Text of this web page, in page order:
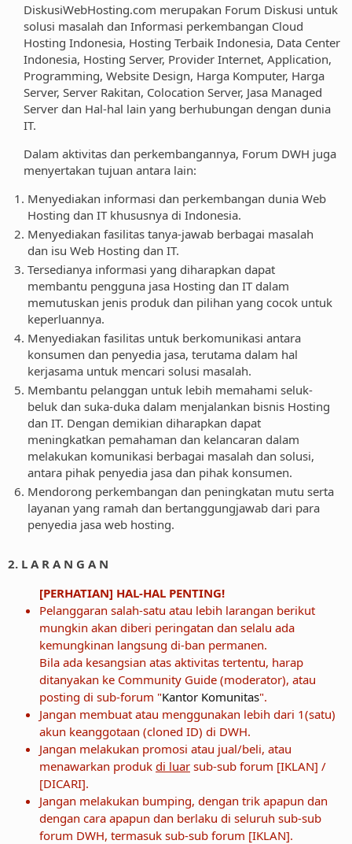
DiskusiWebHosting.com merupakan Forum Diskusi untuk
solusi masalah dan Informasi perkembangan Cloud
Hosting Indonesia, Hosting Terbaik Indonesia, Data Center
Indonesia, Hosting Server, Provider Internet, Application,
Programming, Website Design, Harga Komputer, Harga
Server, Server Rakitan, Colocation Server, Jasa Managed
Server dan Hal-hal lain yang berhubungan dengan dunia
IT.
Dalam aktivitas dan perkembangannya, Forum DWH juga
menyertakan tujuan antara lain:
Menyediakan informasi dan perkembangan dunia Web
Hosting dan IT khususnya di Indonesia.
Menyediakan fasilitas tanya-jawab berbagai masalah
dan isu Web Hosting dan IT.
Tersedianya informasi yang diharapkan dapat
membantu pengguna jasa Hosting dan IT dalam
memutuskan jenis produk dan pilihan yang cocok untuk
keperluannya.
Menyediakan fasilitas untuk berkomunikasi antara
konsumen dan penyedia jasa, terutama dalam hal
kerjasama untuk mencari solusi masalah.
Membantu pelanggan untuk lebih memahami seluk-
beluk dan suka-duka dalam menjalankan bisnis Hosting
dan IT. Dengan demikian diharapkan dapat
meningkatkan pemahaman dan kelancaran dalam
melakukan komunikasi berbagai masalah dan solusi,
antara pihak penyedia jasa dan pihak konsumen.
Mendorong perkembangan dan peningkatan mutu serta
layanan yang ramah dan bertanggungjawab dari para
penyedia jasa web hosting.
2. L A R A N G A N
[PERHATIAN] HAL-HAL PENTING!
Pelanggaran salah-satu atau lebih larangan berikut
mungkin akan diberi peringatan dan selalu ada
kemungkinan langsung di-ban permanen.
Bila ada kesangsian atas aktivitas tertentu, harap
ditanyakan ke Community Guide (moderator), atau
posting di sub-forum "Kantor Komunitas".
Jangan membuat atau menggunakan lebih dari 1(satu)
akun keanggotaan (cloned ID) di DWH.
Jangan melakukan promosi atau jual/beli, atau
menawarkan produk di luar sub-sub forum [IKLAN] /
[DICARI].
Jangan melakukan bumping, dengan trik apapun dan
dengan cara apapun dan berlaku di seluruh sub-sub
forum DWH, termasuk sub-sub forum [IKLAN].